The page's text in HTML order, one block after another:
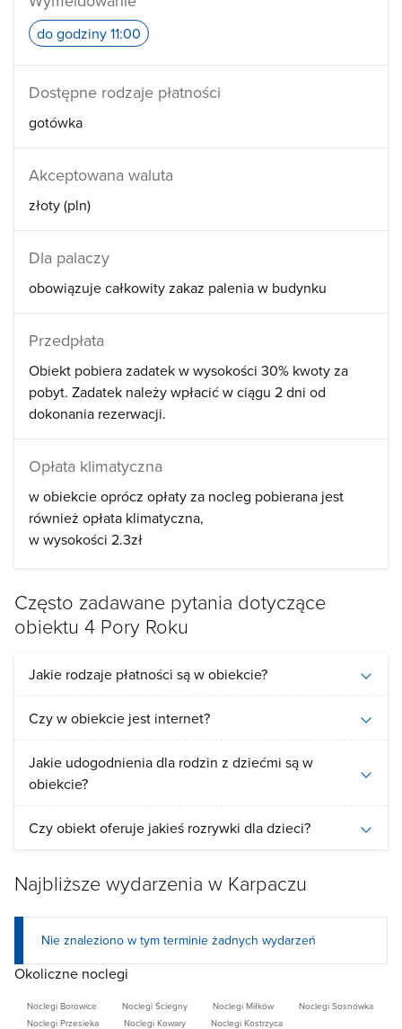
do godziny 11:00
Dostępne rodzaje płatności
gotówka
Akceptowana waluta
złoty (pln)
Dla palaczy
obowiązuje całkowity zakaz palenia w budynku
Przedpłata
Obiekt pobiera zadatek w wysokości 30% kwoty za
pobyt. Zadatek należy wpłacić w ciągu 2 dni od
dokonania rezerwacji.
Opłata klimatyczna
w obiekcie oprócz opłaty za nocleg pobierana jest
również opłata klimatyczna
w wysokości 2.3zł
Często zadawane pytania dotyczące
obiektu 4 Pory Roku
Jakie rodzaje płatności są w obiekcie?
Czy w obiekcie jest internet?
Jakie udogodnienia dla rodzin z dziećmi są w
obiekcie?
Czy obiekt oferuje jakieś rozrywki dla dzieci?
Najbliższe wydarzenia w Karpaczu
Nie znaleziono w tym terminie żadnych wydarzeń
Okoliczne noclegi
Noclegi Borowice Noclegi Ściegny Noclegi Miłków
Noclegi Sosnówka
Noclegi Przesieka
Noclegi Kowary
Noclegi Kostrzyca